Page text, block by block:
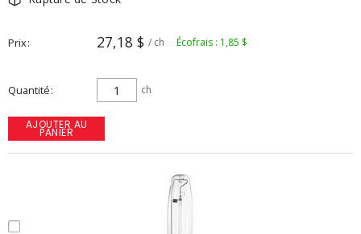
Prix 27,18 $ / ch Écofrais : 1,85 $
Quantité ch
AJOUTER AU
PANIER